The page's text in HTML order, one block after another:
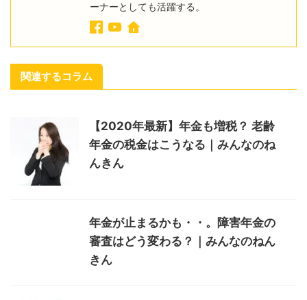
ーナーとしても活躍する。
関連するコラム
【2020年最新】年金も増税？ 老齢
年金の税金はこうなる｜みんなのね
んきん
年金が止まるかも・・。障害年金の
審査はどう変わる？｜みんなのねん
きん